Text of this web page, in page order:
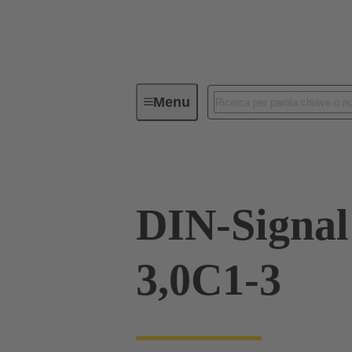
MenuDevice connectivity
DIN-
3,0C1-3